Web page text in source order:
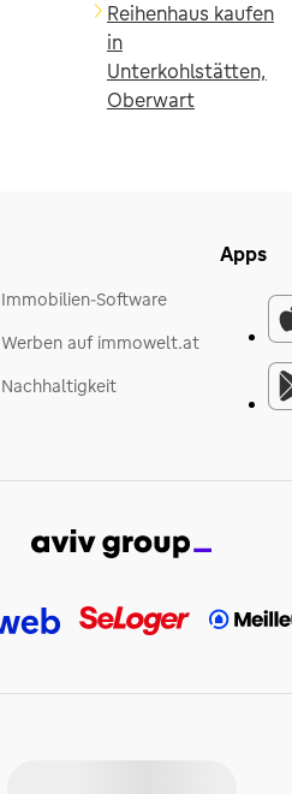
Reihenhaus kaufen
in
Unterkohlstätten,
Oberwart
Immobilien-Software
Werben auf immowelt.at
Nachhaltigkeit
Apps